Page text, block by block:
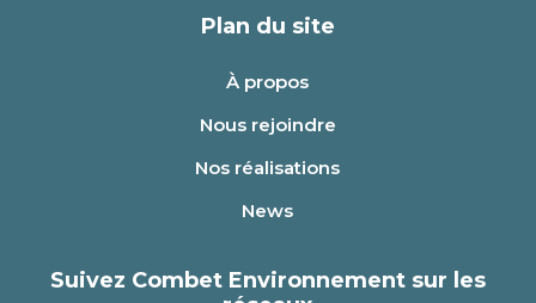
Plan du site
À propos
Nous rejoindre
Nos réalisations
News
Suivez Combet Environnement sur les